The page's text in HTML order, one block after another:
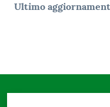
Ultimo